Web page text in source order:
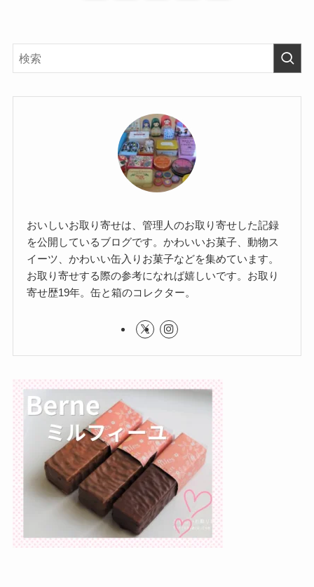
おいしいお取り寄せは、管理人のお取り寄せした記録
を公開しているブログです。かわいいお菓子、動物ス
イーツ、かわいい缶入りお菓子などを集めています。
お取り寄せする際の参考になれば嬉しいです。お取り
寄せ歴19年。缶と箱のコレクター。